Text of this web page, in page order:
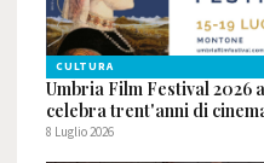
CULTURA
Umbria Film Festival 2026
celebra trent'anni di
8 Luglio 2026